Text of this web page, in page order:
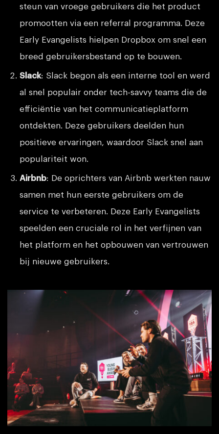
steun van vroege gebruikers die het product
promootten via een referral programma. Deze
Early Evangelists hielpen Dropbox om snel een
breed gebruikersbestand op te bouwen.
Slack: Slack begon als een interne tool en werd
al snel populair onder tech-savvy teams die de
efficiëntie van het communicatieplatform
ontdekten. Deze gebruikers deelden hun
positieve ervaringen, waardoor Slack snel aan
populariteit won.
Airbnb: De oprichters van Airbnb werkten nauw
samen met hun eerste gebruikers om de
service te verbeteren. Deze Early Evangelists
speelden een cruciale rol in het verfijnen van
het platform en het opbouwen van vertrouwen
bij nieuwe gebruikers.